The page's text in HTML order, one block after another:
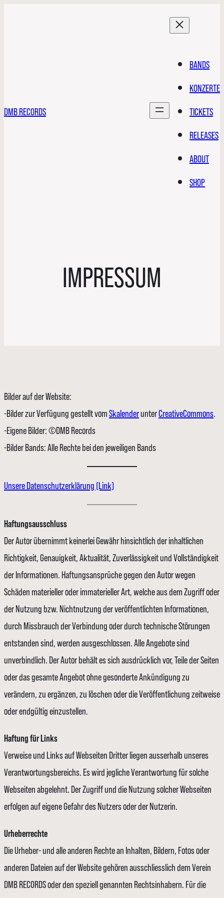
DMB RECORDS
BANDS
KONZERTE
TICKETS
RELEASES
ABOUT
SHOP
IMPRESSUM
Bilder auf der Website:
-Bilder zur Verfügung gestellt vomSkalenderunterCreativeCommons.
-Eigene Bilder: ©DMB Records
-Bilder Bands: Alle Rechte bei den jeweiligen Bands
Unsere Datenschutzerklärung (Link)
Haftungsausschluss
Der Autor übernimmt keinerlei Gewähr hinsichtlich der inhaltlichen
Richtigkeit, Genauigkeit, Aktualität, Zuverlässigkeit und Vollständigkeit
der Informationen. Haftungsansprüche gegen den Autor wegen
Schäden materieller oder immaterieller Art, welche aus dem Zugriff oder
der Nutzung bzw. Nichtnutzung der veröffentlichten Informationen,
durch Missbrauch der Verbindung oder durch technische Störungen
entstanden sind, werden ausgeschlossen. Alle Angebote sind
unverbindlich. Der Autor behält es sich ausdrücklich vor, Teile der Seiten
oder das gesamte Angebot ohne gesonderte Ankündigung zu
verändern, zu ergänzen, zu löschen oder die Veröffentlichung zeitweise
oder endgültig einzustellen.
Haftung für Links
Verweise und Links auf Webseiten Dritter liegen ausserhalb unseres
Verantwortungsbereichs. Es wird jegliche Verantwortung für solche
Webseiten abgelehnt. Der Zugriff und die Nutzung solcher Webseiten
erfolgen auf eigene Gefahr des Nutzers oder der Nutzerin.
Urheberrechte
Die Urheber- und alle anderen Rechte an Inhalten, Bildern, Fotos oder
anderen Dateien auf der Website gehören ausschliesslich dem Verein
DMB RECORDS oder den speziell genannten Rechtsinhabern. Für die